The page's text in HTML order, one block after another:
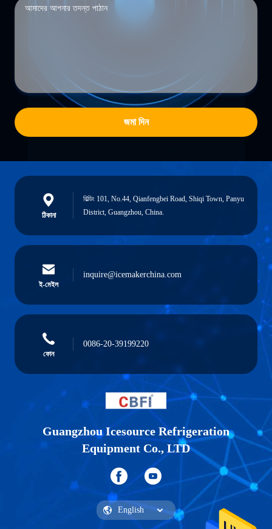
জমা দিন
ঠিকানা
বিল্ডিং 101, No.44, Qianfengbei Road, Shiqi Town, Panyu
District, Guangzhou, China.
ই-মেইল
inquire@icemakerchina.com
ফোন
0086-20-39199220
Guangzhou Icesource Refrigeration
Equipment Co., LTD